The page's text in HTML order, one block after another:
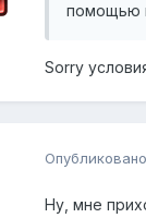
помощью
Sorry
Опубликовано
Ну, мне